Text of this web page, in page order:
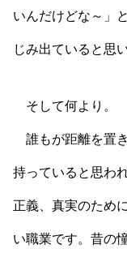
いんだけどな～」
じみ出ていると思
そして何より。
誰もが距離を置
持っていると思わ
正義、真実のため
い職業です。昔の